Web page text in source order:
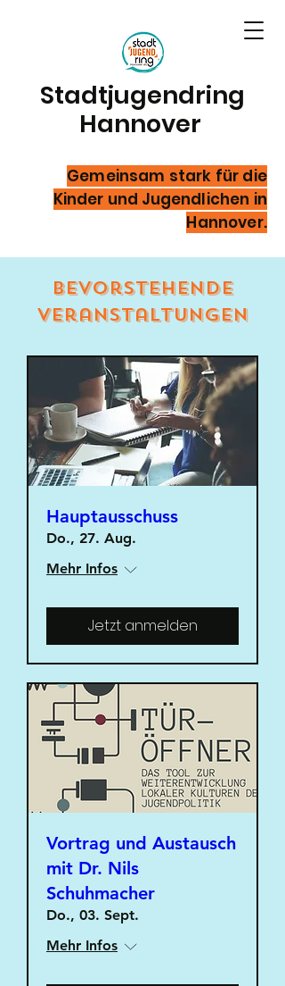
Stadtjugendring
Hannover
Gemeinsam stark für die
Kinder und Jugendlichen in
Hannover.
Bevorstehende
Veranstaltungen
Hauptausschuss
Do., 27. Aug.
Mehr Infos
Jetzt anmelden
Vortrag und Austausch
mit Dr. Nils
Schuhmacher
Do., 03. Sept.
Mehr Infos